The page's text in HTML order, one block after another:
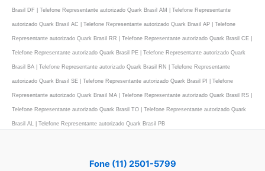
Brasil DF | Telefone Representante autorizado Quark Brasil AM | Telefone Representante
autorizado Quark Brasil AC | Telefone Representante autorizado Quark Brasil AP | Telefone
Representante autorizado Quark Brasil RR | Telefone Representante autorizado Quark Brasil CE |
Telefone Representante autorizado Quark Brasil PE | Telefone Representante autorizado Quark
Brasil BA | Telefone Representante autorizado Quark Brasil RN | Telefone Representante
autorizado Quark Brasil SE | Telefone Representante autorizado Quark Brasil PI | Telefone
Representante autorizado Quark Brasil MA | Telefone Representante autorizado Quark Brasil RS |
Telefone Representante autorizado Quark Brasil TO | Telefone Representante autorizado Quark
Brasil AL | Telefone Representante autorizado Quark Brasil PB
Fone (11) 2501-5799